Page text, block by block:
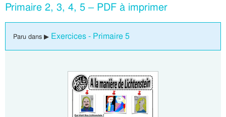
Primaire 2, 3, 4, 5 – PDF à imprimer
Paru dans ▶ Exercices - Primaire 5